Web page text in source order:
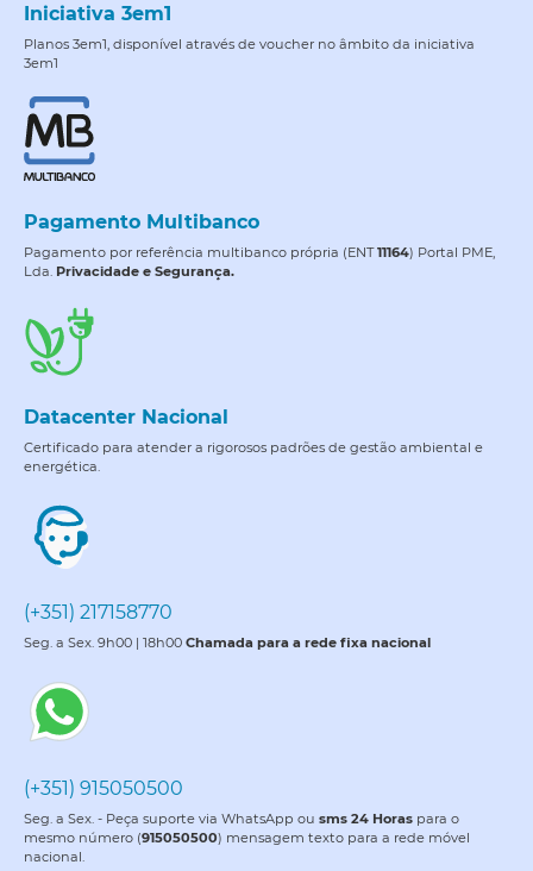
Iniciativa 3em1
Planos 3em1, disponível através de voucher no âmbito da iniciativa
3em1
Pagamento Multibanco
Pagamento por referência multibanco própria (ENT11164) Portal PME,
Lda. Privacidade e Segurança.
Datacenter Nacional
Certificado para atender a rigorosos padrões de gestão ambiental e
energética.
(+351) 217158770
Seg. a Sex. 9h00 | 18h00 Chamada para a rede fixa nacional
(+351) 915050500
Seg. a Sex. - Peça suporte via WhatsApp ou sms 24 Horas para o
mesmo número (915050500) mensagem texto para a rede móvel
nacional.